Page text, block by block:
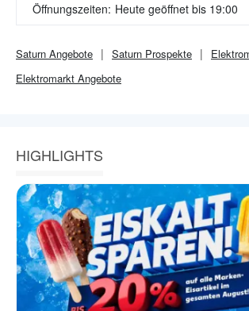
Öffnungszeiten: Heute geöffnet bis 19:00
Saturn Angebote Saturn Prospekte
Elektromarkt Angebote
HIGHLIGHTS